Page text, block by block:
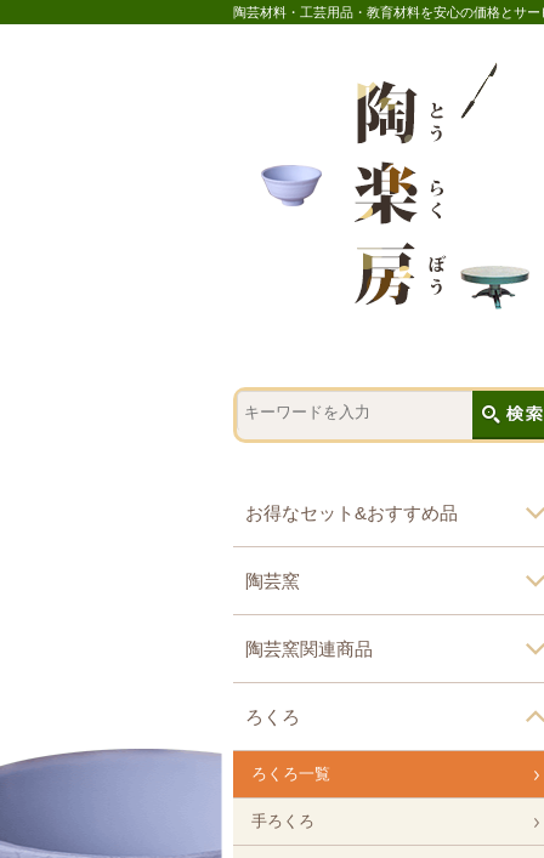
陶芸材料・工芸用品・教育材料を安心の価格とサ
お得なセット&おすすめ品
陶芸窯
陶芸窯関連商品
ろくろ
ろくろ一覧
手ろくろ